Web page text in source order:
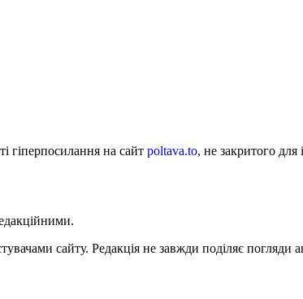
гіперпосилання на сайт poltava.to, не закритого для
сайту. Редакція не завжди поділяє погляди